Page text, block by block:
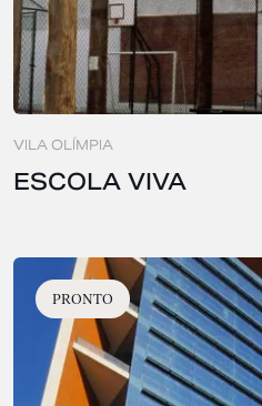
VILA OLÍMPIA
ESCOLA VIVA
PRONTO